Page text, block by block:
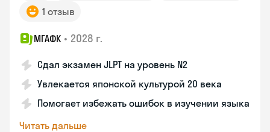
1 отзыв
МГАФК • 2028 г.
Сдал экзамен JLPT на уровень N2
Увлекается японской культурой 20 века
Помогает избежать ошибок в изучении языка
Читать дальше